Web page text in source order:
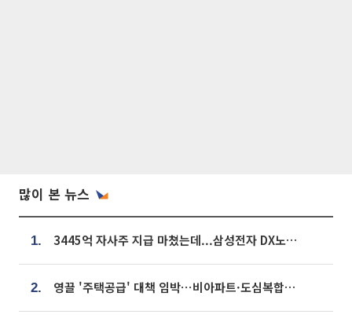
많이 본 뉴스
1. 3445억 자사주 지급 마쳤는데...삼성전자 DX노조, 뒤늦은 '떼쓰기 집회'
2. 영끌 '주택공급' 대책 임박⋯비아파트·도심복합까지 총동원